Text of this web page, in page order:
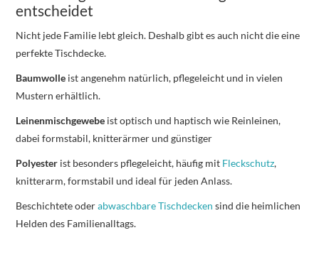
entscheidet
Nicht jede Familie lebt gleich. Deshalb gibt es auch nicht die eine
perfekte Tischdecke.
Baumwolle ist angenehm natürlich, pflegeleicht und in vielen
Mustern erhältlich.
Leinenmischgewebe ist optisch und haptisch wie Reinleinen,
dabei formstabil, knitterärmer und günstiger
Polyester ist besonders pflegeleicht, häufig mit Fleckschutz,
knitterarm, formstabil und ideal für jeden Anlass.
Beschichtete oderabwaschbare Tischdecken sind die heimlichen
Helden des Familienalltags.